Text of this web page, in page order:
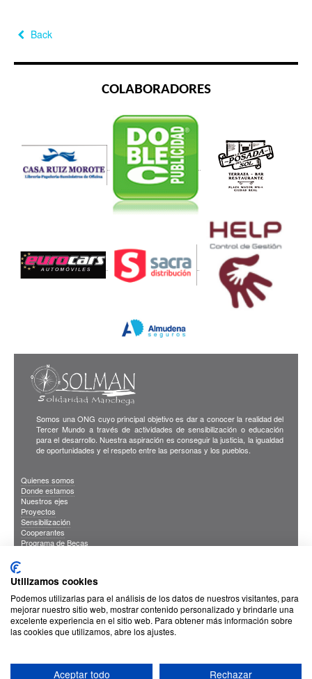
Back
COLABORADORES
Somos una ONG cuyo principal objetivo es dar a conocer la realidad del
Tercer Mundo a través de actividades de sensibilización o educación
para el desarrollo. Nuestra aspiración es conseguir la justicia, la igualdad
de oportunidades y el respeto entre las personas y los pueblos.
Quienes somos
Donde estamos
Nuestros ejes
Proyectos
Sensibilización
Cooperantes
Programa de Becas
Sus Datos Seguros
Cookies
Proteccion de datos
Utilizamos cookies
Podemos utilizarlas para el análisis de los datos de nuestros visitantes, para
mejorar nuestro sitio web, mostrar contenido personalizado y brindarle una
excelente experiencia en el sitio web. Para obtener más información sobre
las cookies que utilizamos, abre los ajustes.
Aceptar todo Rechazar